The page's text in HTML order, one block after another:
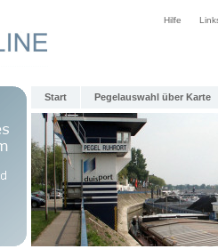
Hilfe
Start Pegelauswahl über Karte